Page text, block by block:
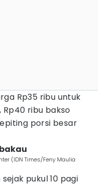
Rp35 ribu untuk
ribu bakso
porsi besar
(IDN Times/Feny Maulia
pukul 10 pagi